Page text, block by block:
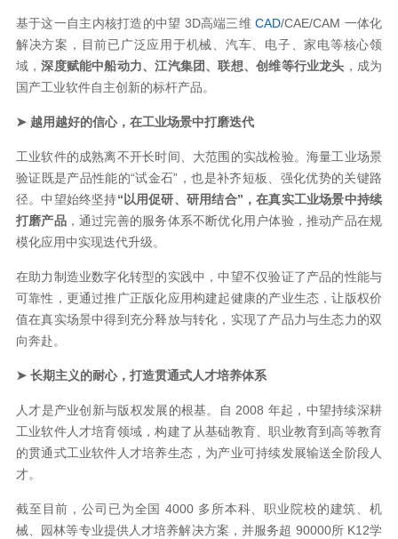
基于这一自主内核打造的中望 3D高端三维CAD/CAE/CAM 一体化
解决方案，目前已广泛应用于机械、汽车、电子、家电等核心领
域，深度赋能中船动力、江汽集团、联想、创维等行业龙头 ，成为
国产工业软件自主创新的标杆产品。
➤ 越用越好的信心，在工业场景中打磨迭代
工业软件的成熟离不开长时间、大范围的实战检验。海量工业场景
验证既是产品性能的“试金石”，也是补齐短板、强化优势的关键路
径。中望始终坚持“以用促研、研用结合”，在真实工业场景中持续
打磨产品，通过完善的服务体系不断优化用户体验，推动产品在规
模化应用中实现迭代升级。
在助力制造业数字化转型的实践中，中望不仅验证了产品的性能与
可靠性，更通过推广正版化应用构建起健康的产业生态，让版权价
值在真实场景中得到充分释放与转化，实现了产品力与生态力的双
向奔赴。
➤ 长期主义的耐心，打造贯通式人才培养体系
人才是产业创新与版权发展的根基。自 2008 年起，中望持续深耕
工业软件人才培育领域，构建了从基础教育、职业教育到高等教育
的贯通式工业软件人才培养生态，为产业可持续发展输送全阶段人
才。
截至目前，公司已为全国 4000 多所本科、职业院校的建筑、机
械、园林等专业提供人才培养解决方案，并服务超 90000所 K12学